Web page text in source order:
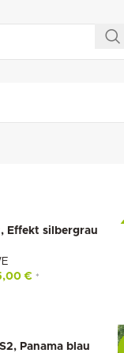
Effekt silbergrau
€ *
Panama blau